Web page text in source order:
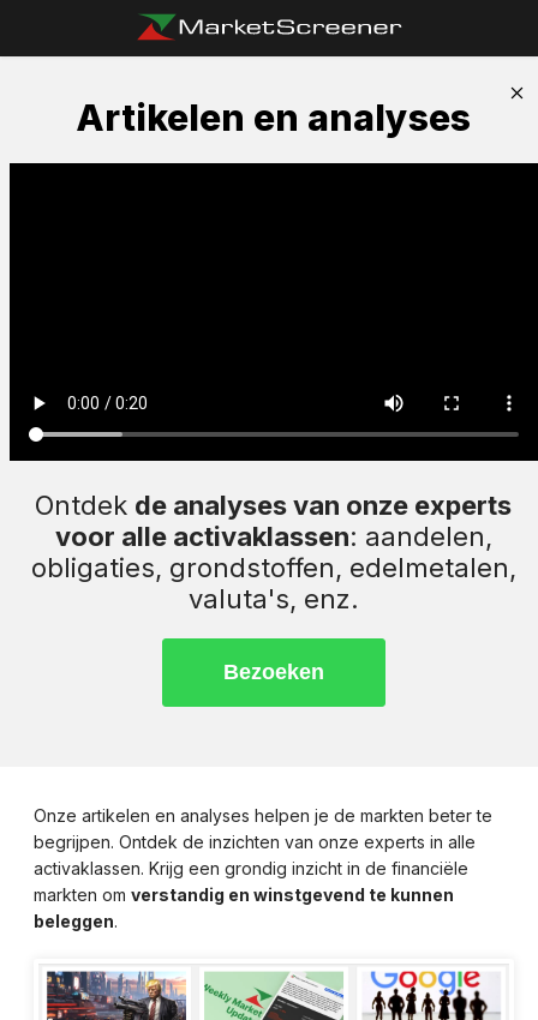
Artikelen en analyses
Ontdek de analyses van onze experts
voor alle activaklassen: aandelen,
obligaties, grondstoffen, edelmetalen,
valuta's, enz.
Onze artikelen en analyses helpen je de markten beter te
begrijpen. Ontdek de inzichten van onze experts in alle
activaklassen. Krijg een grondig inzicht in de financiële
markten om verstandig en winstgevend te kunnen
beleggen.